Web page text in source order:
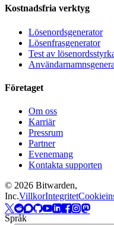
Kostnadsfria verktyg
Lösenordsgenerator
Lösenfrasgenerator
Test av
Företaget
Om oss
Karriär
Pressrum
Partner
Evenemang
Kontakta supporten
© 2026 Bitwarden,
Inc.VillkorIntegritet
Språk